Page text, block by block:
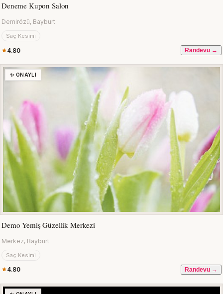
Deneme Kupon Salon
Demirözü, Bayburt
Saç Kesimi
4.80 Randevu →
✨ ONAYLI
Demo Yemiş Güzellik Merkezi
Merkez, Bayburt
Saç Kesimi
4.80 Randevu →